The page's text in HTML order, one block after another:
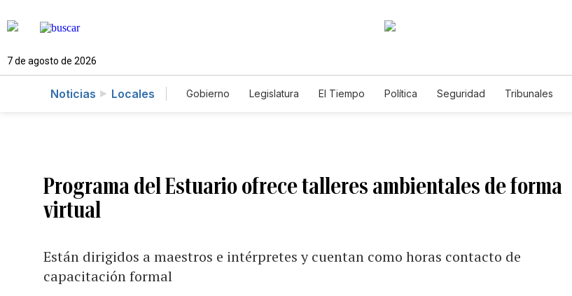
7 de agosto de 2026
Noticias Locales Gobierno Legislatura El Tiempo Política Seguridad Tribunales
Programa del Estuario ofrece talleres ambientales de forma
virtual
Están dirigidos a maestros e intérpretes y cuentan como horas contacto de
capacitación formal